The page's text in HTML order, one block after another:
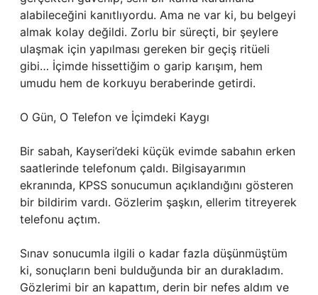
alabileceğini kanıtlıyordu. Ama ne var ki, bu belgeyi
almak kolay değildi. Zorlu bir süreçti, bir şeylere
ulaşmak için yapılması gereken bir geçiş ritüeli
gibi… İçimde hissettiğim o garip karışım, hem
umudu hem de korkuyu beraberinde getirdi.
O Gün, O Telefon ve İçimdeki Kaygı
Bir sabah, Kayseri’deki küçük evimde sabahın erken
saatlerinde telefonum çaldı. Bilgisayarımın
ekranında, KPSS sonucumun açıklandığını gösteren
bir bildirim vardı. Gözlerim şaşkın, ellerim titreyerek
telefonu açtım.
Sınav sonucumla ilgili o kadar fazla düşünmüştüm
ki, sonuçların beni bulduğunda bir an durakladım.
Gözlerimi bir an kapattım, derin bir nefes aldım ve